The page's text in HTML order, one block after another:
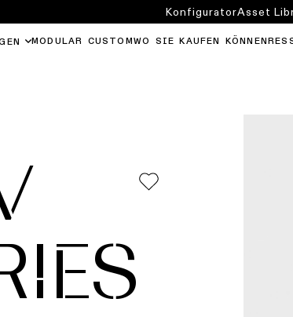
MODULAR CUSTOM WO SIE KAUFEN KÖNNEN
KonfiguratorAsset